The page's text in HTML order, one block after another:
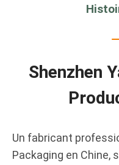
Shenzhen
Un fabricant
Packaging en Chine,